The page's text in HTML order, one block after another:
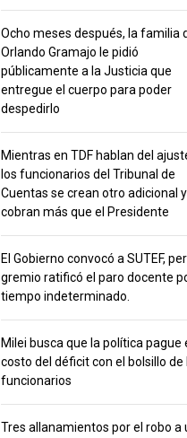
Ocho meses después, la familia
Orlando Gramajo le pidió
públicamente a la Justicia que
entregue el cuerpo para poder
despedirlo
Mientras en TDF hablan del
los funcionarios del Tribunal de
Cuentas se crean otro adicional
cobran más que el Presidente
El Gobierno convocó a SUTEF,
gremio ratificó el paro docente
tiempo indeterminado.
Milei busca que la política pague
costo del déficit con el bolsillo de
funcionarios
Tres allanamientos por el robo a